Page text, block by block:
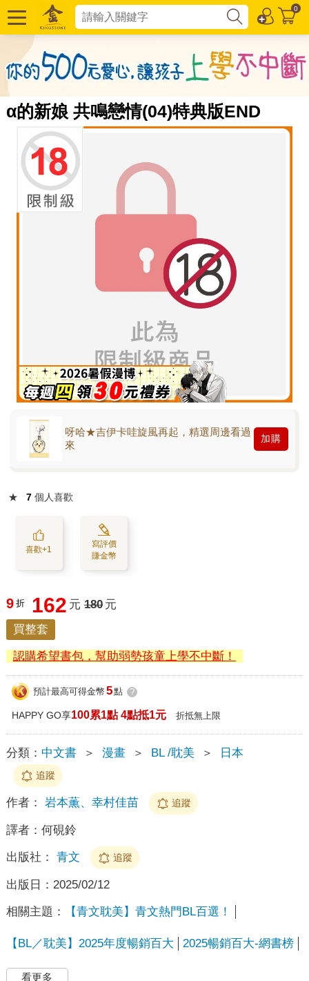
0
α的新娘 共鳴戀情(04)特典版END
呀哈★吉伊卡哇旋風再起，精選周邊看過
來
加購
★ 7 個人喜歡
喜歡+1
寫評價
賺金幣
9 折 162 元 180 元
買整套
認購希望書包，幫助弱勢孩童上學不中斷！
預計最高可得金幣 5點 ?
HAPPY GO享100累1點 4點抵1元 折抵無上限
分類： 中文書 ＞ 漫畫 ＞ BL /耽美 ＞ 日本
追蹤
作者： 岩本薫、幸村佳苗 追蹤
譯者： 何硯鈴
出版社： 青文 追蹤
出版日： 2025/02/12
相關主題： 【青文耽美】青文熱門BL百選！
【BL／耽美】2025年度暢銷百大 2025暢銷百大-網書榜
看更多